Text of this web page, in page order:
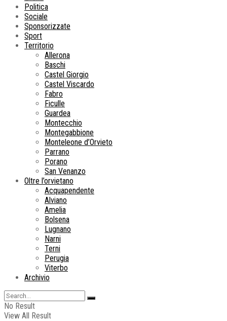
Politica
Sociale
Sponsorizzate
Sport
Territorio
Allerona
Baschi
Castel Giorgio
Castel Viscardo
Fabro
Ficulle
Guardea
Montecchio
Montegabbione
Monteleone d’Orvieto
Parrano
Porano
San Venanzo
Oltre l’orvietano
Acquapendente
Alviano
Amelia
Bolsena
Lugnano
Narni
Terni
Perugia
Viterbo
Archivio
No Result
View All Result